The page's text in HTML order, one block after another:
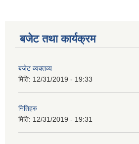
बजेट तथा कार्यक्रम
बजेट व्यक्तव्य
मिति: 12/31/2019 - 19:33
नितिहरु
मिति: 12/31/2019 - 19:31